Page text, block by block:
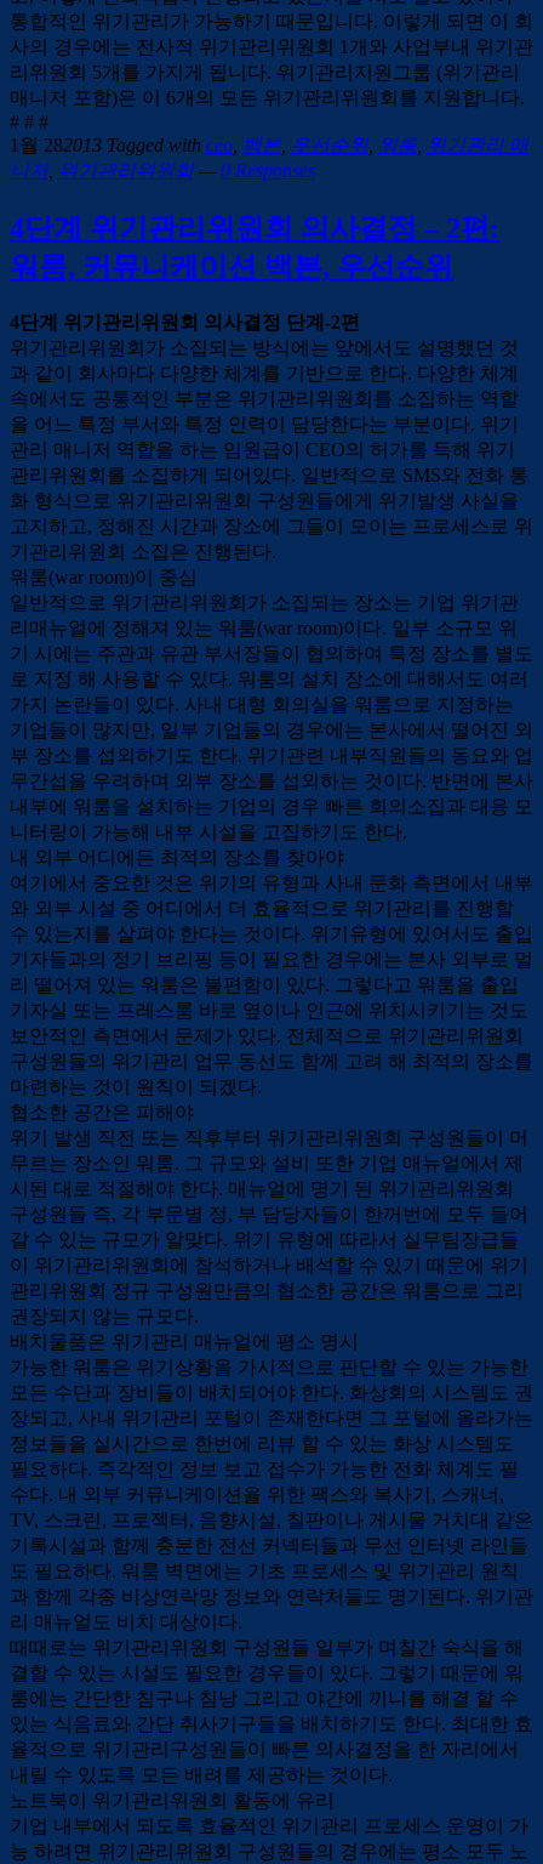
통합적인 위기관리가 가능하기 때문입니다. 이렇게 되면 이 회
사의 경우에는 전사적 위기관리위원회 1개와 사업부내 위기관
리위원회 5개를 가지게 됩니다. 위기관리지원그룹 (위기관리
매니저 포함)은 이 6개의 모든 위기관리위원회를 지원합니다.
# # #
1월 282013 Tagged with ceo 백본 우선순위, 워룸 위기관리 매
니저, 위기관리위원회— 0 Responses
4단계 위기관리위원회 의사결정 – 2편:
워룸, 커뮤니케이션 백본, 우선순위
4단계 위기관리위원회 의사결정 단계-2편
위기관리위원회가 소집되는 방식에는 앞에서도 설명했던 것
과 같이 회사마다 다양한 체계를 기반으로 한다. 다양한 체계
속에서도 공통적인 부분은 위기관리위원회를 소집하는 역할
을 어느 특정 부서와 특정 인력이 담당한다는 부분이다. 위기
관리 매니저 역할을 하는 임원급이 CEO의 허가를 득해 위기
관리위원회를 소집하게 되어있다. 일반적으로 SMS와 전화 통
화 형식으로 위기관리위원회 구성원들에게 위기발생 사실을
고지하고, 정해진 시간과 장소에 그들이 모이는 프로세스로 위
기관리위원회 소집은 진행된다.
워룸(war room)이 중심
일반적으로 위기관리위원회가 소집되는 장소는 기업 위기관
리매뉴얼에 정해져 있는 워룸(war room)이다. 일부 소규모 위
기 시에는 주관과 유관 부서장들이 협의하여 특정 장소를 별도
로 지정 해 사용할 수 있다. 워룸의 설치 장소에 대해서도 여러
가지 논란들이 있다. 사내 대형 회의실을 워룸으로 지정하는
기업들이 많지만, 일부 기업들의 경우에는 본사에서 떨어진 외
부 장소를 섭외하기도 한다. 위기관련 내부직원들의 동요와 업
무간섭을 우려하며 외부 장소를 섭외하는 것이다. 반면에 본사
내부에 워룸을 설치하는 기업의 경우 빠른 회의소집과 대응 모
니터링이 가능해 내부 시설을 고집하기도 한다.
내 외부 어디에든 최적의 장소를 찾아야
여기에서 중요한 것은 위기의 유형과 사내 문화 측면에서 내부
와 외부 시설 중 어디에서 더 효율적으로 위기관리를 진행할
수 있는지를 살펴야 한다는 것이다. 위기유형에 있어서도 출입
기자들과의 정기 브리핑 등이 필요한 경우에는 본사 외부로 멀
리 떨어져 있는 워룸은 불편함이 있다. 그렇다고 워룸을 출입
기자실 또는 프레스룸 바로 옆이나 인근에 위치시키기는 것도
보안적인 측면에서 문제가 있다. 전체적으로 위기관리위원회
구성원들의 위기관리 업무 동선도 함께 고려 해 최적의 장소를
마련하는 것이 원칙이 되겠다.
협소한 공간은 피해야
위기 발생 직전 또는 직후부터 위기관리위원회 구성원들이 머
무르는 장소인 워룸. 그 규모와 설비 또한 기업 매뉴얼에서 제
시된 대로 적절해야 한다. 매뉴얼에 명기 된 위기관리위원회
구성원들 즉, 각 부문별 정, 부 담당자들이 한꺼번에 모두 들어
갈 수 있는 규모가 알맞다. 위기 유형에 따라서 실무팀장급들
이 위기관리위원회에 참석하거나 배석할 수 있기 때문에 위기
관리위원회 정규 구성원만큼의 협소한 공간은 워룸으로 그리
권장되지 않는 규모다.
배치물품은 위기관리 매뉴얼에 평소 명시
가능한 워룸은 위기상황을 가시적으로 판단할 수 있는 가능한
모든 수단과 장비들이 배치되어야 한다. 화상회의 시스템도 권
장되고, 사내 위기관리 포털이 존재한다면 그 포털에 올라가는
정보들을 실시간으로 한번에 리뷰 할 수 있는 화상 시스템도
필요하다. 즉각적인 정보 보고 접수가 가능한 전화 체계도 필
수다. 내 외부 커뮤니케이션을 위한 팩스와 복사기, 스캐너,
TV, 스크린, 프로젝터, 음향시설, 칠판이나 게시물 거치대 같은
기록시설과 함께 충분한 전선 커넥터들과 무선 인터넷 라인들
도 필요하다. 워룸 벽면에는 기초 프로세스 및 위기관리 원칙
과 함께 각종 비상연락망 정보와 연락처들도 명기된다. 위기관
리 매뉴얼도 비치 대상이다.
때때로는 위기관리위원회 구성원들 일부가 며칠간 숙식을 해
결할 수 있는 시설도 필요한 경우들이 있다. 그렇기 때문에 워
룸에는 간단한 침구나 침낭 그리고 야간에 끼니를 해결 할 수
있는 식음료와 간단 취사기구들을 배치하기도 한다. 최대한 효
율적으로 위기관리구성원들이 빠른 의사결정을 한 자리에서
내릴 수 있도록 모든 배려를 제공하는 것이다.
노트북이 위기관리위원회 활동에 유리
기업 내부에서 되도록 효율적인 위기관리 프로세스 운영이 가
능 하려면 위기관리위원회 구성원들의 경우에는 평소 모두 노